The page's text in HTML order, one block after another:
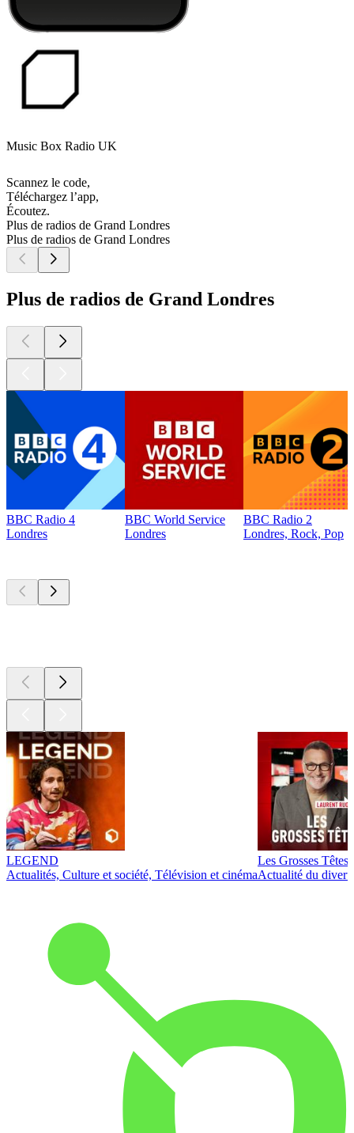
Music Box Radio UK
Scannez le code,
Téléchargez l’app,
Écoutez.
Plus de radios de Grand Londres
Plus de radios de Grand Londres
Plus de radios de Grand Londres
BBC Radio 4
Londres
BBC World Service
Londres
BBC Radio 2
Londres, Rock, Pop
LEGEND
Actualités, Culture et société, Télévision et cinéma
Les Grosses Têtes
Actualité du